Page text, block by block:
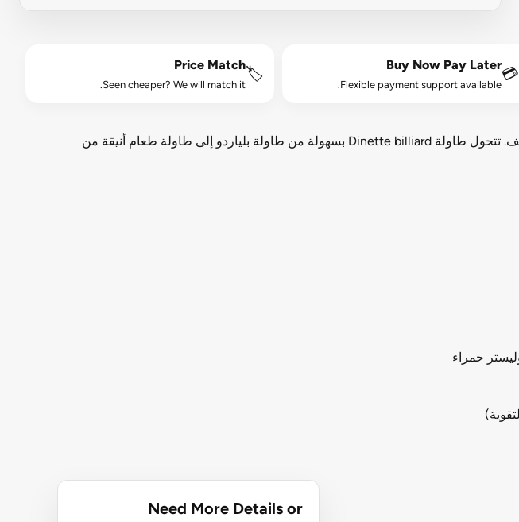
💳
Buy Now Pay Later
Flexible payment support available.
🏷️
Price Match
Seen cheaper? We will match it.
Knight Shot Dinette Dining Pool Home استخدم طاولة البلياردو التي تجمع بين الأناقة والوظائف. تتحول طاولة Dinette billiard بسهولة من طاولة بلياردو إلى طاولة طعام أنيقة من
Need More Details or